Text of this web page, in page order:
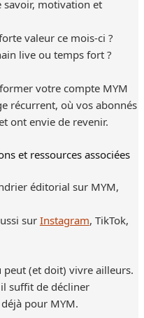
savoir, motivation et
valeur ce mois-ci ?
live ou temps fort ?
votre compte MYM
récurrent, où vos abonnés
ont envie de revenir.
et ressources associées
éditorial sur MYM,
surInstagram, TikTok,
(et doit) vivre ailleurs.
suffit de décliner
pour MYM.